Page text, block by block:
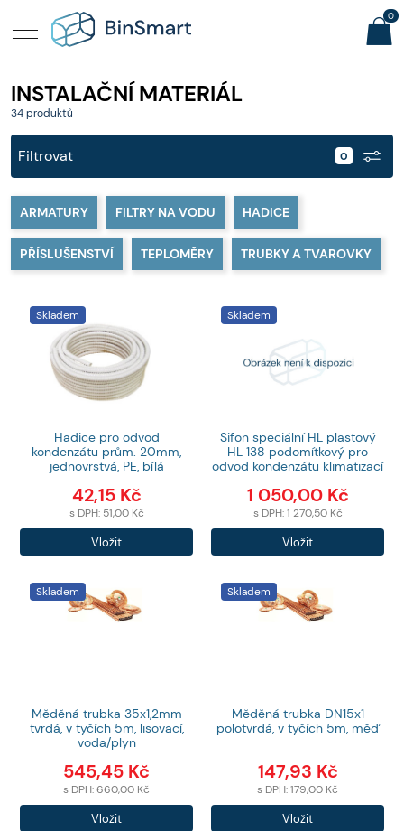
INSTALAČNÍ MATERIÁL
34 produktů
Filtrovat
ARMATURY FILTRY NA VODU HADICE
PŘÍSLUŠENSTVÍ TEPLOMĚRY TRUBKY A TVAROVKY
Skladem
Hadice pro odvod
kondenzátu prům. 20mm,
jednovrstvá, PE, bílá
42,15 Kč
s DPH: 51,00 Kč
Počet
produktů
Vložit
Skladem
Sifon speciální HL plastový
HL 138 podomítkový pro
odvod kondenzátu klimatizací
1 050,00 Kč
s DPH: 1 270,50 Kč
Počet
produktů
Vložit
Skladem
Měděná trubka 35x1,2mm
tvrdá, v tyčích 5m, lisovací,
voda/plyn
545,45 Kč
s DPH:660,00 Kč
Počet
produktů
Vložit
Skladem
Měděná trubka DN15x1
polotvrdá, v tyčích 5m, měď
147,93 Kč
s DPH:179,00 Kč
Počet
produktů
Vložit
0